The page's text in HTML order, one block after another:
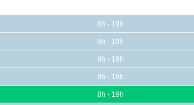
8h - 19h
8h - 19h
8h - 19h
8h - 19h
8h - 19h